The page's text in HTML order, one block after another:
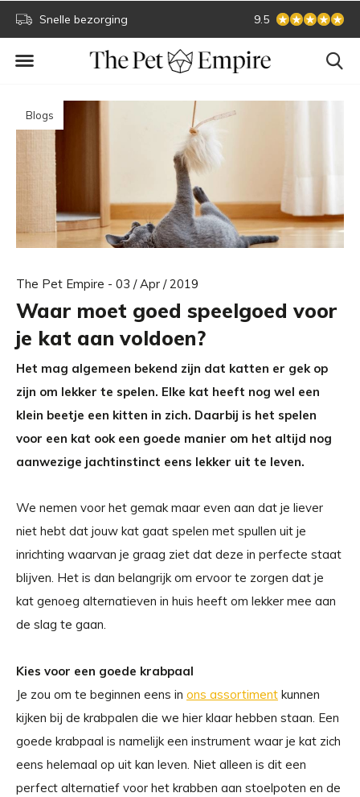
Snelle bezorging Veilig online
9.5
Blogs
The Pet Empire - 03 / Apr / 2019
Waar moet goed speelgoed voor
je kat aan voldoen?
Het mag algemeen bekend zijn dat katten er gek op
zijn om lekker te spelen. Elke kat heeft nog wel een
klein beetje een kitten in zich. Daarbij is het spelen
voor een kat ook een goede manier om het altijd nog
aanwezige jachtinstinct eens lekker uit te leven.
We nemen voor het gemak maar even aan dat je liever
niet hebt dat jouw kat gaat spelen met spullen uit je
inrichting waarvan je graag ziet dat deze in perfecte staat
blijven. Het is dan belangrijk om ervoor te zorgen dat je
kat genoeg alternatieven in huis heeft om lekker mee aan
de slag te gaan.
Kies voor een goede krabpaal
Je zou om te beginnen eens in ons assortiment kunnen
kijken bij de krabpalen die we hier klaar hebben staan. Een
goede krabpaal is namelijk een instrument waar je kat zich
eens helemaal op uit kan leven. Niet alleen is dit een
perfect alternatief voor het krabben aan stoelpoten en de